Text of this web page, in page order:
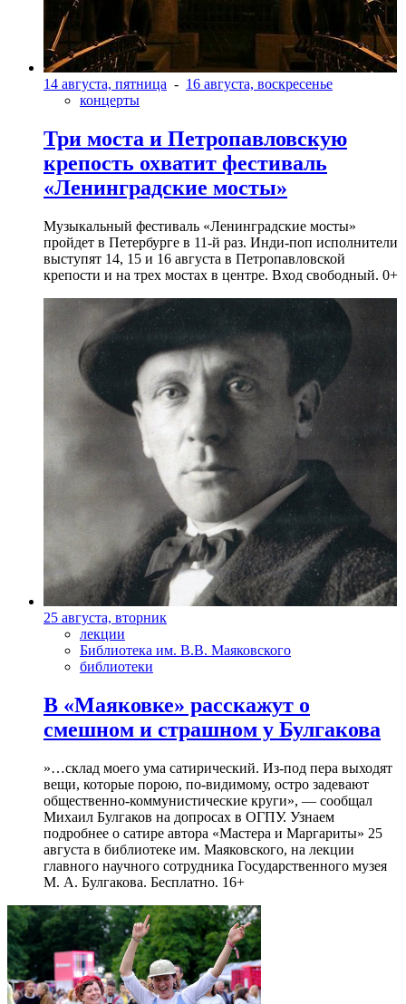
14 августа, пятница - 16 августа, воскресенье
концерты
Три моста и Петропавловскую
крепость охватит фестиваль
«Ленинградские мосты»
Музыкальный фестиваль «Ленинградские мосты»
пройдет в Петербурге в 11-й раз. Инди-поп исполнители
выступят 14, 15 и 16 августа в Петропавловской
крепости и на трех мостах в центре. Вход свободный. 0+
25 августа, вторник
лекции
Библиотека им. В.В. Маяковского
библиотеки
В «Маяковке» расскажут о
смешном и страшном у Булгакова
»…склад моего ума сатирический. Из-под пера выходят
вещи, которые порою, по-видимому, остро задевают
общественно-коммунистические круги», — сообщал
Михаил Булгаков на допросах в ОГПУ. Узнаем
подробнее о сатире автора «Мастера и Маргариты» 25
августа в библиотеке им. Маяковского, на лекции
главного научного сотрудника Государственного музея
М. А. Булгакова. Бесплатно. 16+